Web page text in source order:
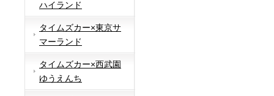
ハイランド
タイムズカー×東京サ
マーランド
タイムズカー×西武園
ゆうえんち